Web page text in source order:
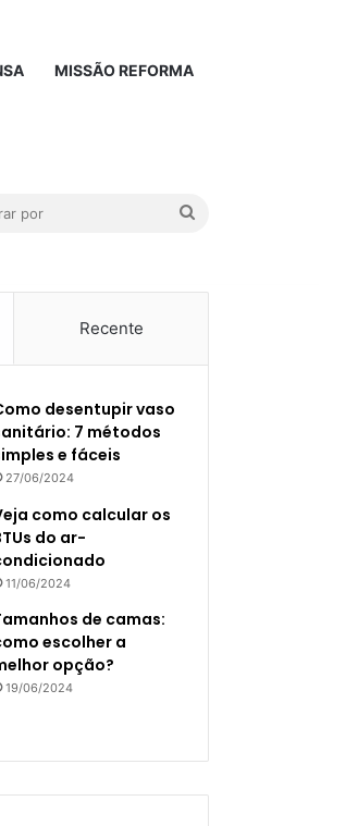
MISSÃO REFORMA
Recente
desentupir vaso
7 métodos
e fáceis
27/06/2024
como calcular os
do ar-
11/06/2024
de camas:
escolher a
opção?
19/06/2024